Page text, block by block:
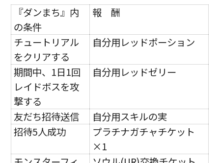
『ダンまち』内
の条件
報 酬
チュートリアル
をクリアする
自分用レッドポーション
期間中、1日1回
レイドボスを攻
撃する
自分用レッドゼリー
友だち招待送信
自分用スキルの実
招待5人成功
プラチナガチャチケット
×1